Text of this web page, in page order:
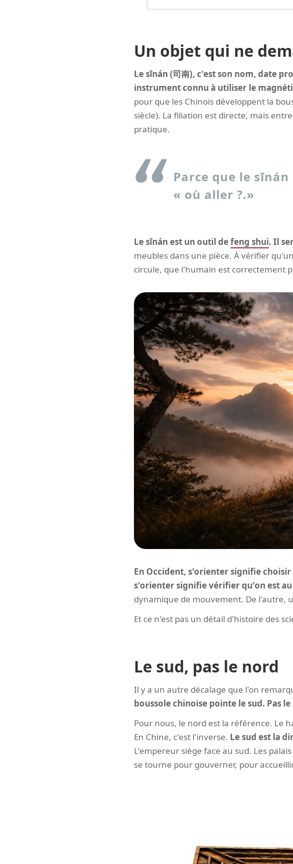
Un objet qui ne
Le sīnán (司南), c'est son nom, date
instrument connu à utiliser le
pour que les Chinois développent la
siècle). La filiation est directe, mais
pratique.
Parce que le
« où aller ?.»
Le sīnán est un outil defeng shui. Il
meubles dans une pièce. À vérifier
circule, que l'humain est correctement
En Occident, s'orienter signifie
s'orienter signifie vérifier qu'on est
dynamique de mouvement. De l'autre,
Et ce n'est pas un détail d'histoire des
Le sud, pas le nord
Il y a un autre décalage que l'on
boussole chinoise pointe le sud. Pas
Pour nous, le nord est la référence. Le
En Chine, c'est l'inverse. Le sud est la
L'empereur siège face au sud. Les
se tourne pour gouverner, pour